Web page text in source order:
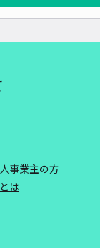
事業主の方
は